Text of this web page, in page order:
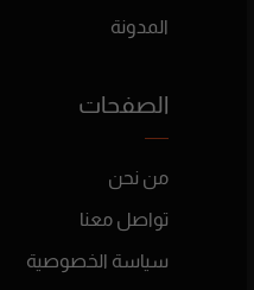
المدونة
الصفحات
من نحن
تواصل معنا
سياسة الخصوصية